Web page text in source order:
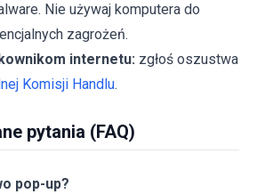
Nie używaj komputera do
zagrożeń.
internetu: zgłoś oszustwa
Komisji Handlu.
pytania (FAQ)
pop-up?